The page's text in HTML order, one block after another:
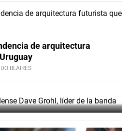
de arquitectura
BLAIRES
abrirá su gira
en Uruguay con